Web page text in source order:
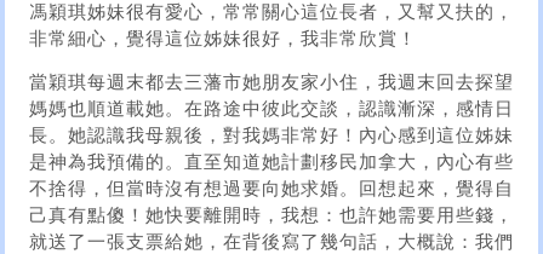
馮穎琪姊妹很有愛心，常常關心這位長者，又幫又扶的，
非常細心，覺得這位姊妹很好，我非常欣賞！
當穎琪每週末都去三藩市她朋友家小住，我週末回去探望
媽媽也順道載她。在路途中彼此交談，認識漸深，感情日
長。她認識我母親後，對我媽非常好！內心感到這位姊妹
是神為我預備的。直至知道她計劃移民加拿大，內心有些
不捨得，但當時沒有想過要向她求婚。回想起來，覺得自
己真有點傻！她快要離開時，我想：也許她需要用些錢，
就送了一張支票給她，在背後寫了幾句話，大概說：我們